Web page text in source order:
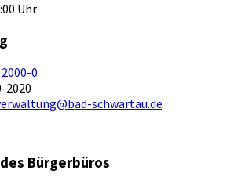
Uhr
0
2020
schwartau.de
Bürgerbüros